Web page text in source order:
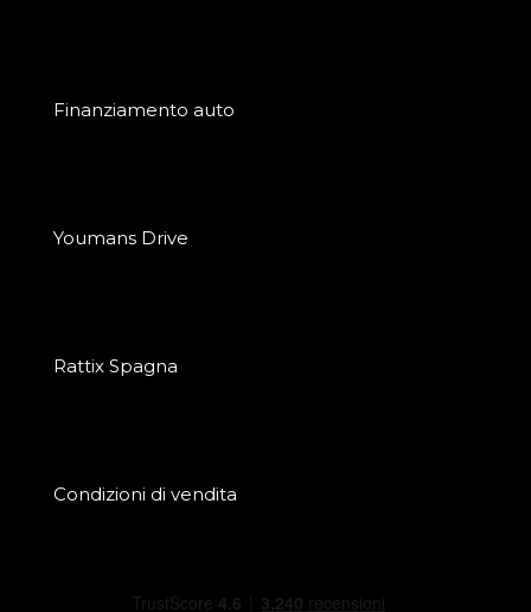
Finanziamento auto
Youmans Drive
Rattix Spagna
Condizioni di vendita